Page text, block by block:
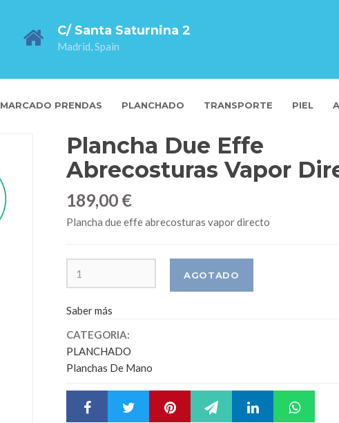
C/ Santa Saturnina 2
Madrid, Spain
MARCADO PRENDAS PLANCHADO TRANSPORTE PIEL
Plancha Due Effe
Abrecosturas Vapor
189,00 €
Plancha due effe abrecosturas vapor directo
Saber más
CATEGORIA:
PLANCHADO
Planchas De Mano